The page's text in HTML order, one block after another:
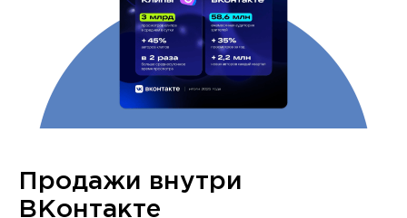
Продажи внутри
ВКонтакте